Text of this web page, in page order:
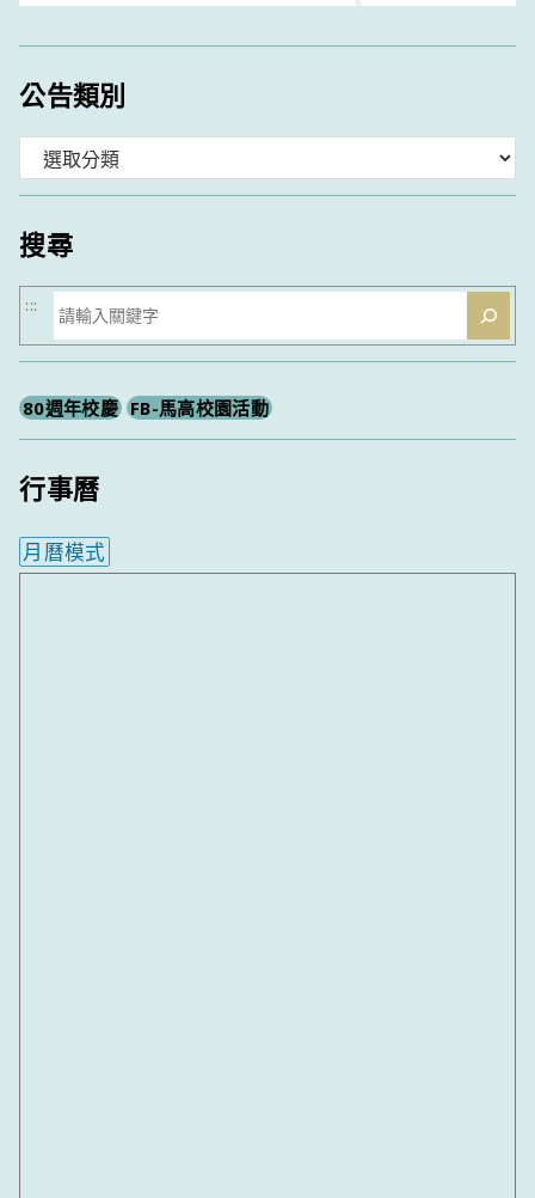
公告類別
類
搜尋
搜
尋
:::
80週年校慶 FB-馬高校園活動
行事曆
月曆模式